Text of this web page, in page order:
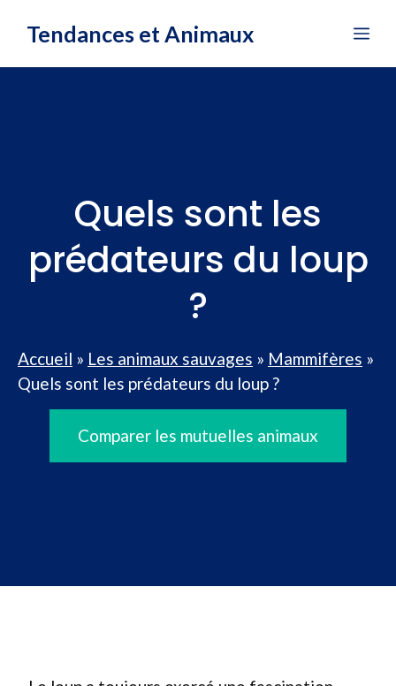
Tendances et Animaux
Quels sont les
prédateurs du loup
?
Accueil » Les animaux sauvages » Mammifères »
Quels sont les prédateurs du loup ?
Comparer les mutuelles animaux